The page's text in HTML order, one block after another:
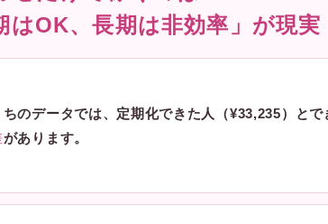
はOK、長期は非効率」が現実
ちのデータでは、定期化できた人（¥33,235）と
があります。